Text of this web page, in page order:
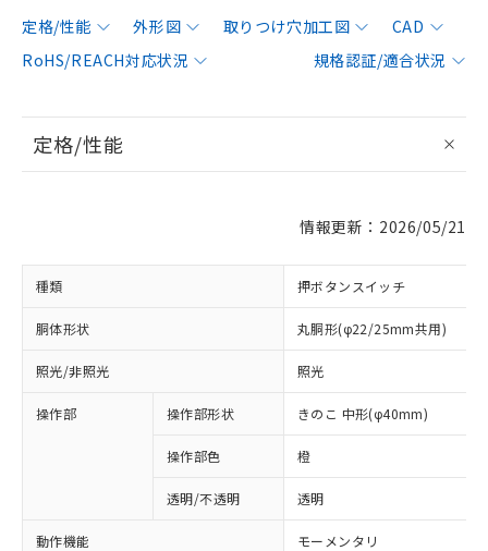
定格/性能 外形図 取りつけ穴加工図
CAD
RoHS/REACH対応状況
規格認証/適合状況
定格/性能
情報更新：2026/05/21
種類 押ボタンスイッチ
胴体形状 丸胴形(φ22/25mm共用)
照光/非照光 照光
操作部 操作部形状 きのこ 中形(φ40mm)
操作部色 橙
透明/不透明 透明
動作機能 モーメンタリ